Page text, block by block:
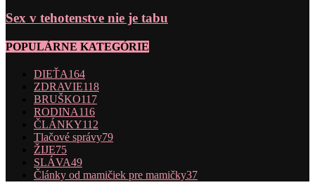
Sex v tehotenstve nie je tabu
POPULÁRNE KATEGÓRIE
DIEŤA164
ZDRAVIE118
BRUŠKO117
RODINA116
ČLÁNKY112
Tlačové správy79
ŽIJE75
SLÁVA49
Články od mamičiek pre mamičky37